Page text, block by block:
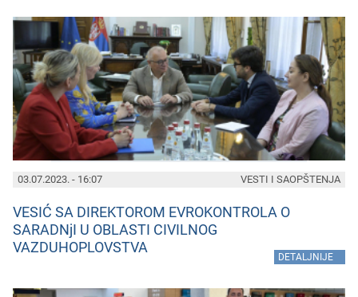
03.07.2023. - 16:07
VESIĆ SA DIREKTOROM EVROKONTROLA O
SARADNjI U OBLASTI CIVILNOG
VAZDUHOPLOVSTVA
DETALJNIJE
VESTI I SAOPŠTENJA